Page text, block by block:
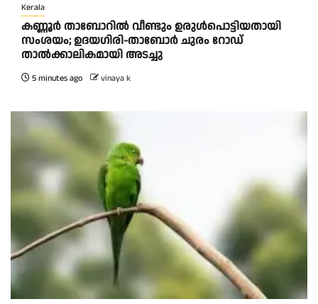
Kerala
കണ്ണൂർ താബോറിൽ വീണ്ടും ഉരുൾപൊട്ടിയതായി
സംശയം; ഉദയഗിരി-താബോർ ചുരം റോഡ്
താൽക്കാലികമായി അടച്ചു
5 minutes ago vinaya k